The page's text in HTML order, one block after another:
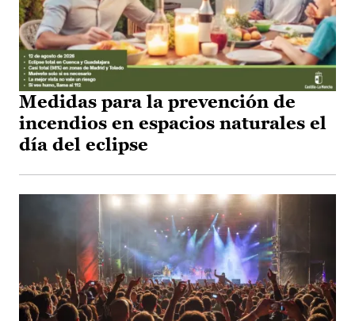
Medidas para la prevención de
incendios en espacios naturales el
día del eclipse